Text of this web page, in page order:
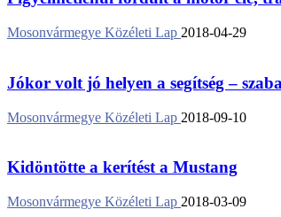
Mosonvármegye Közéleti Lap 2018-04-29
Jókor volt jó helyen a segítség –
Mosonvármegye Közéleti Lap 2018-09-10
Kidöntötte a kerítést a Mustang
Mosonvármegye Közéleti Lap 2018-03-09